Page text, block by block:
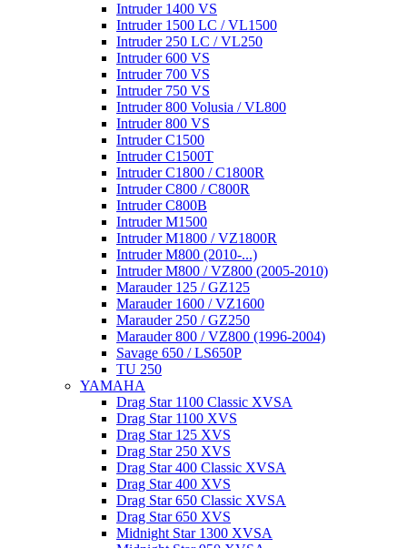
Intruder 1400 VS
Intruder 1500 LC / VL1500
Intruder 250 LC / VL250
Intruder 600 VS
Intruder 700 VS
Intruder 750 VS
Intruder 800 Volusia / VL800
Intruder 800 VS
Intruder C1500
Intruder C1500T
Intruder C1800 / C1800R
Intruder C800 / C800R
Intruder C800B
Intruder M1500
Intruder M1800 / VZ1800R
Intruder M800 (2010-...)
Intruder M800 / VZ800 (2005-2010)
Marauder 125 / GZ125
Marauder 1600 / VZ1600
Marauder 250 / GZ250
Marauder 800 / VZ800 (1996-2004)
Savage 650 / LS650P
TU 250
YAMAHA
Drag Star 1100 Classic XVSA
Drag Star 1100 XVS
Drag Star 125 XVS
Drag Star 250 XVS
Drag Star 400 Classic XVSA
Drag Star 400 XVS
Drag Star 650 Classic XVSA
Drag Star 650 XVS
Midnight Star 1300 XVSA